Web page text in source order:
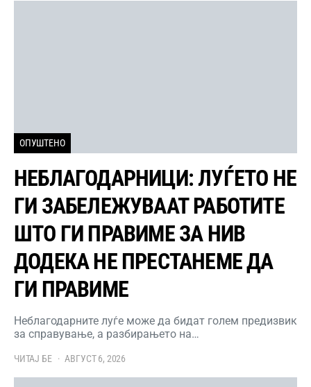
ОПУШТЕНО
НЕБЛАГОДАРНИЦИ: ЛУЃЕТО НЕ
ГИ ЗАБЕЛЕЖУВААТ РАБОТИТЕ
ШТО ГИ ПРАВИМЕ ЗА НИВ
ДОДЕКА НЕ ПРЕСТАНЕМЕ ДА
ГИ ПРАВИМЕ
Неблагодарните луѓе може да бидат голем предизвик
за справување, а разбирањето на…
ЧИТАЈ БЕ АВГУСТ 6, 2026